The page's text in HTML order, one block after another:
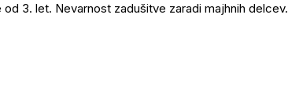
3. let. Nevarnost zadušitve zaradi majhnih delcev.